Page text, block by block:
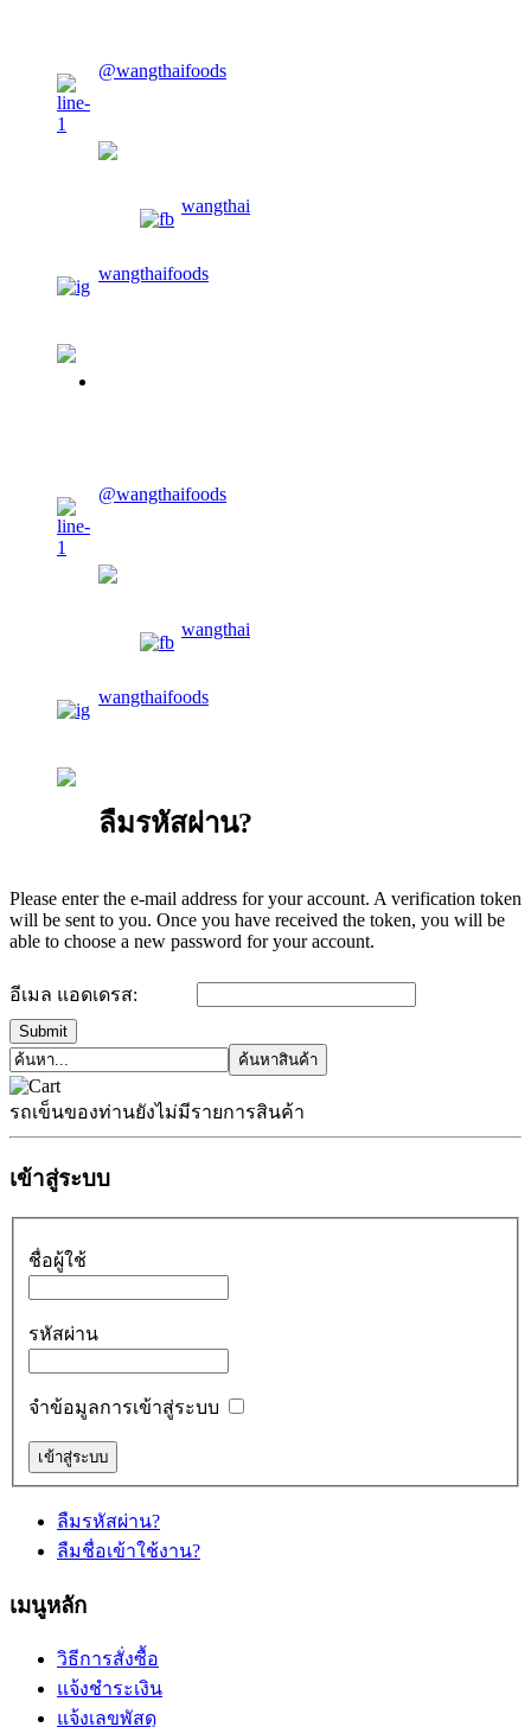
@wangthaifoods
wangthai
wangthaifoods
@wangthaifoods
wangthai
wangthaifoods
ลืมรหัสผ่าน?
Please enter the e-mail address for your account. A verification token
will be sent to you. Once you have received the token, you will be
able to choose a new password for your account.
อีเมล แอดเดรส:
Submit
รถเข็นของท่านยังไม่มีรายการสินค้า
เข้าสู่ระบบ
ชื่อผู้ใช้
รหัสผ่าน
จำข้อมูลการเข้าสู่ระบบ
ลืมรหัสผ่าน?
ลืมชื่อเข้าใช้งาน?
เมนูหลัก
วิธีการสั่งซื้อ
แจ้งชำระเงิน
แจ้งเลขพัสดุ